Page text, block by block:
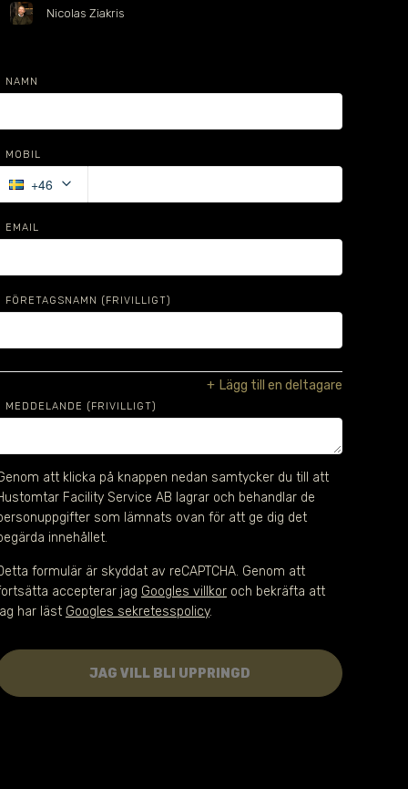
Nicolas Ziakris
NAMN
MOBIL
+46 keyboard_arrow_down
EMAIL
FÖRETAGSNAMN (FRIVILLIGT)
+ Lägg till en deltagare
MEDDELANDE (FRIVILLIGT)
att klicka på knappen nedan samtycker du till att
Facility Service AB lagrar och behandlar de
som lämnats ovan för att ge dig det
innehållet.
formulär är skyddat av reCAPTCHA. Genom att
accepterar jag Googles villkor och bekräfta att
har läst Googles sekretesspolicy.
JAG VILL BLI UPPRINGD